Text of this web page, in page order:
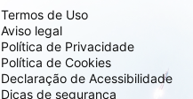
Termos de Uso
Aviso legal
Política de Privacidade
Política de Cookies
Declaração de Acessibilidade
Dicas de segurança